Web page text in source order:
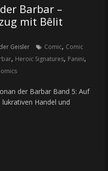
Barbar –
mit Bêlit
Geisler Comic, Comic
, Heroic Signatures, Panini,
der Barbar Band 5: Auf
Handel und